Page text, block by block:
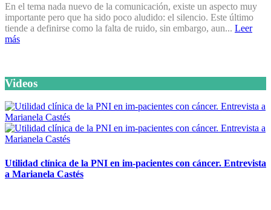
En el tema nada nuevo de la comunicación, existe un aspecto muy
importante pero que ha sido poco aludido: el silencio. Este último
tiende a definirse como la falta de ruido, sin embargo, aun... Leer
más
Videos
Utilidad clínica de la PNI en im-pacientes con cáncer. Entrevista
a Marianela Castés